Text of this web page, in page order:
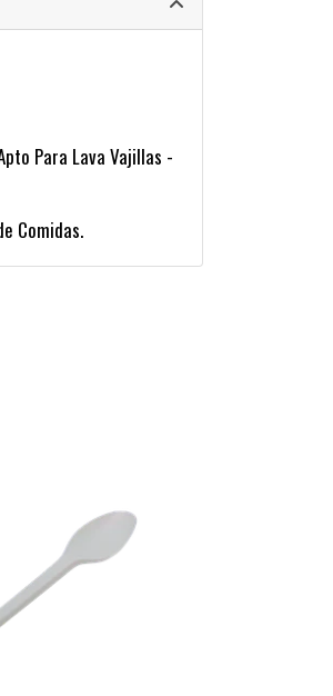
Para Lava Vajillas -
Comidas.